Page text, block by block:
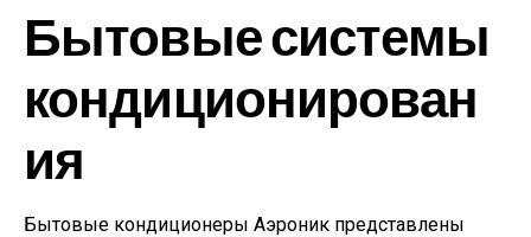
Бытовые системы
кондиционирован
ия
Бытовые кондиционеры Аэроник представлены